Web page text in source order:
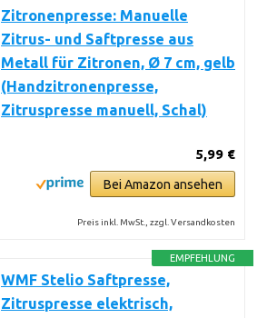
Zitronenpresse: Manuelle
Zitrus- und Saftpresse aus
Metall für Zitronen, Ø 7 cm, gelb
(Handzitronenpresse,
Zitruspresse manuell, Schal)
5,99 €
Bei Amazon ansehen
Preis inkl. MwSt., zzgl. Versandkosten
EMPFEHLUNG
WMF Stelio Saftpresse,
Zitruspresse elektrisch,